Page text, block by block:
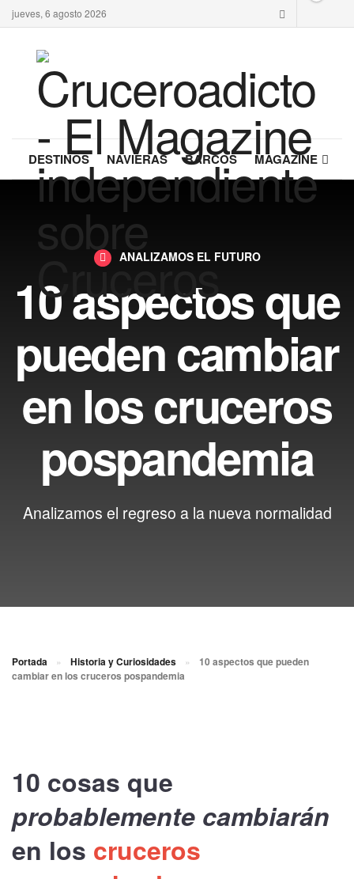
jueves, 6 agosto 2026
DESTINOS NAVIERAS BARCOS MAGAZINE
ANALIZAMOS EL FUTURO
10 aspectos que
pueden cambiar
en los cruceros
pospandemia
Analizamos el regreso a la nueva normalidad
Portada » Historia y Curiosidades »
10 aspectos que pueden
cambiar en los cruceros pospandemia
10 cosas que
probablemente cambiarán
en los cruceros